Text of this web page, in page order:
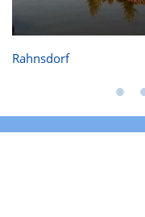
Rahnsdorf